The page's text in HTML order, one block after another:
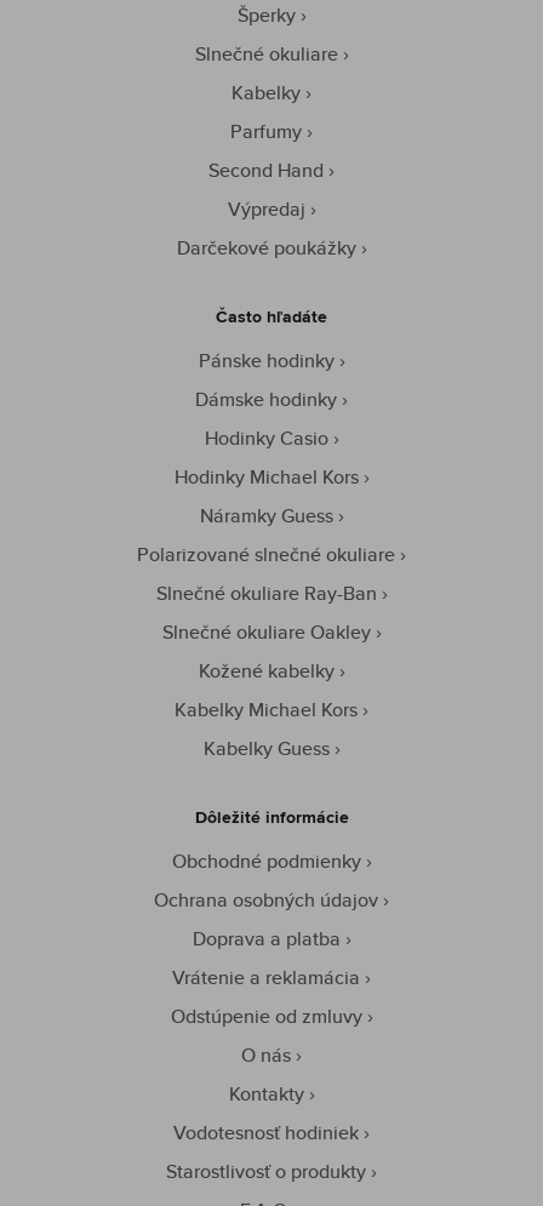
Šperky
Slnečné okuliare
Kabelky
Parfumy
Second Hand
Výpredaj
Darčekové poukážky
Často hľadáte
Pánske hodinky
Dámske hodinky
Hodinky Casio
Hodinky Michael Kors
Náramky Guess
Polarizované slnečné okuliare
Slnečné okuliare Ray-Ban
Slnečné okuliare Oakley
Kožené kabelky
Kabelky Michael Kors
Kabelky Guess
Dôležité informácie
Obchodné podmienky
Ochrana osobných údajov
Doprava a platba
Vrátenie a reklamácia
Odstúpenie od zmluvy
O nás
Kontakty
Vodotesnosť hodiniek
Starostlivosť o produkty